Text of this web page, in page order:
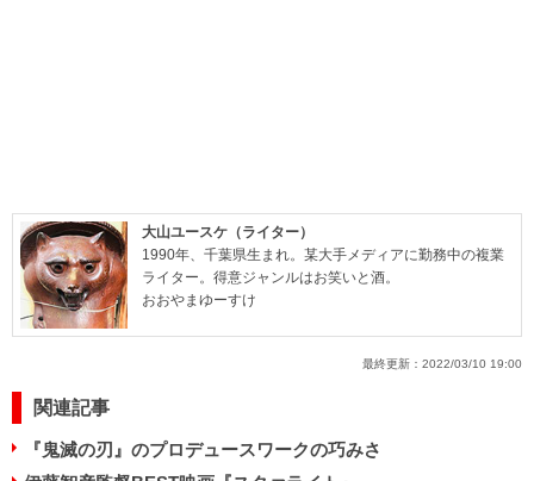
大山ユースケ（ライター）
1990年、千葉県生まれ。某大手メディアに勤務中の複業
ライター。得意ジャンルはお笑いと酒。
おおやまゆーすけ
最終更新： 2022/03/10 19:00
関連記事
『鬼滅の刃』のプロデュースワークの巧みさ